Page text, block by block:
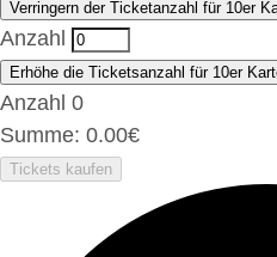
Verringern der Ticketanzahl für 10er
Anzahl
Erhöhe die Ticketsanzahl für 10er
Anzahl 0
Summe: 0.00€
Tickets kaufen